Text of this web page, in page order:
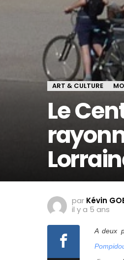
ART & CULTURE
Le
par Kévin
il y a 5 ans
A deux